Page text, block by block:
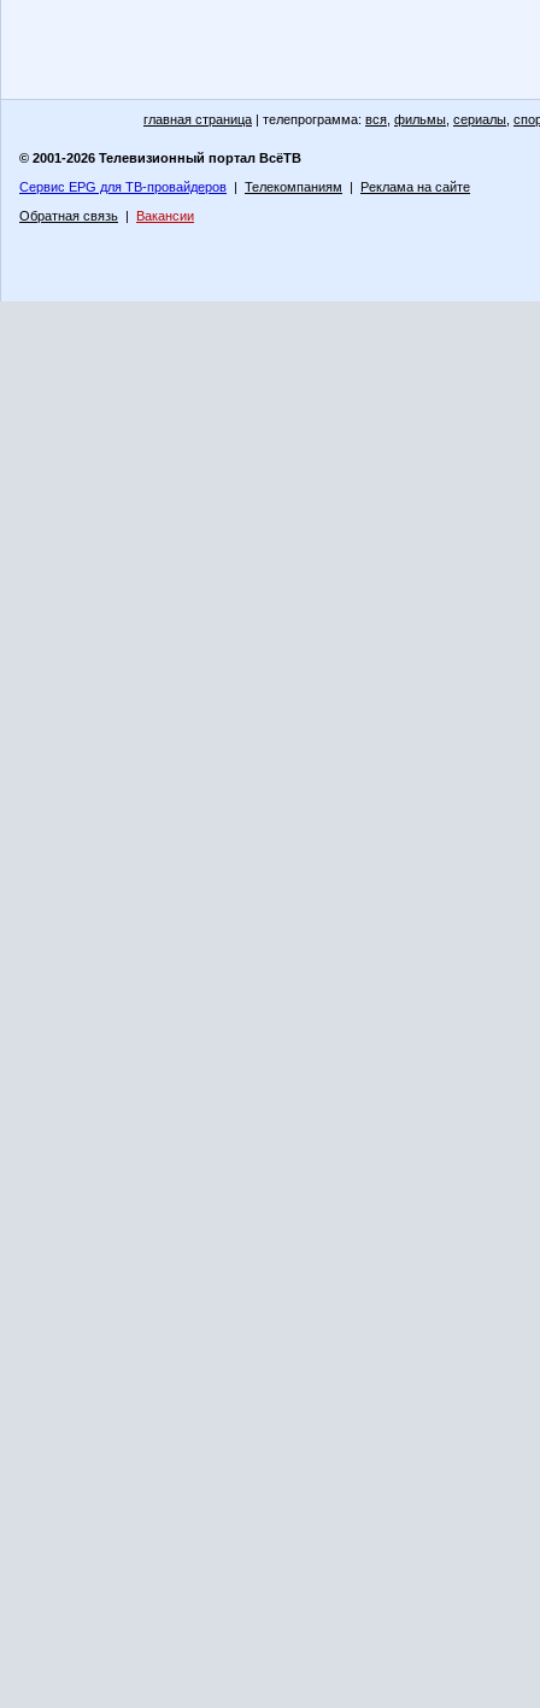
главная страница | телепрограмма: вся фильмы сериалы
© 2001-2026 Телевизионный портал ВсёТВ
Сервис EPG для ТВ-провайдеров | Телекомпаниям | Реклама на сайте
Обратная связь | Вакансии